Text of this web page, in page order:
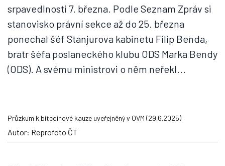
srpavedlnosti 7. března. Podle Seznam Zpráv si
stanovisko právní sekce až do 25. března
ponechal šéf Stanjurova kabinetu Filip Benda,
bratr šéfa poslaneckého klubu ODS Marka Bendy
(ODS). A svému ministrovi o něm neřekl...
Průzkum k bitcoinové kauze uveřejněný v OVM (29.6.2025)
Autor: Reprofoto ČT